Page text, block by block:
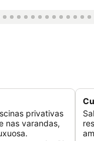
privativas
nas varandas,